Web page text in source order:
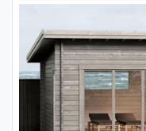
och husvit eller
och vindskivor i vitt
Byggsystemet är